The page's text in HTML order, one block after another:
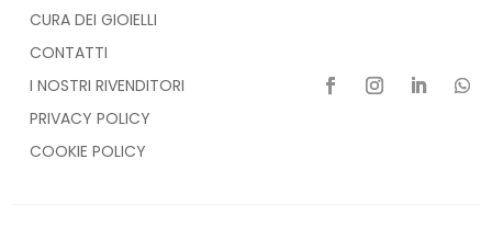
CURA DEI GIOIELLI
CONTATTI
I NOSTRI RIVENDITORI
PRIVACY POLICY
COOKIE POLICY